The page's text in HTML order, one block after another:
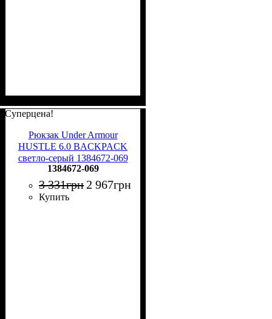
Суперцена!
Рюкзак Under Armour
HUSTLE 6.0 BACKPACK
светло-серый 1384672-069
1384672-069
3 331грн 2 967грн
Купить